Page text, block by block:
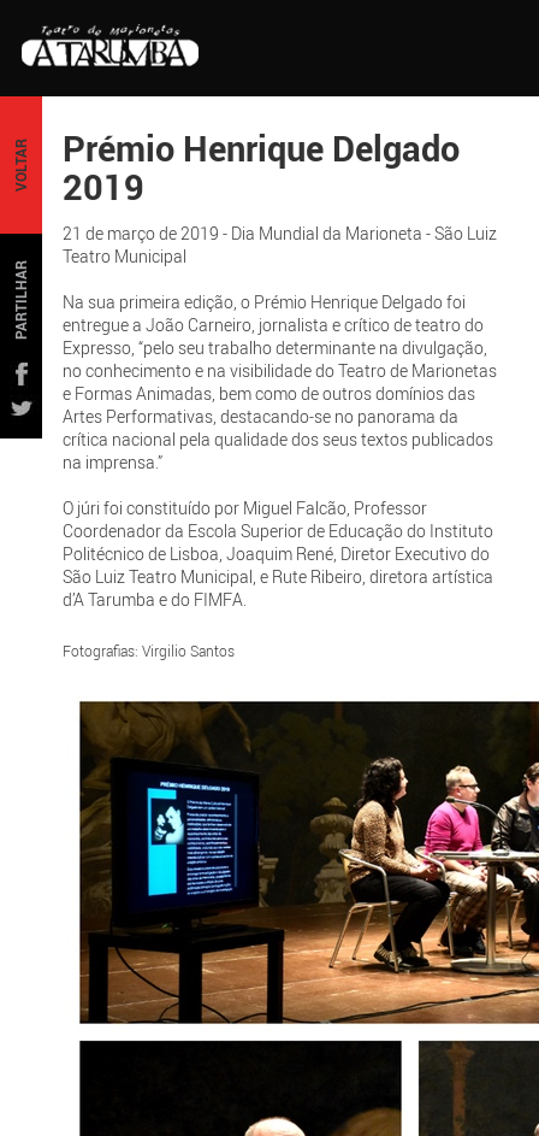
VOLTAR
PARTILHAR
Prémio Henrique Delgado
2019
21 de março de 2019 - Dia Mundial da Marioneta - São Luiz
Teatro Municipal
Na sua primeira edição, o Prémio Henrique Delgado foi
entregue a João Carneiro, jornalista e crítico de teatro do
Expresso, “pelo seu trabalho determinante na divulgação,
no conhecimento e na visibilidade do Teatro de Marionetas
e Formas Animadas, bem como de outros domínios das
Artes Performativas, destacando-se no panorama da
crítica nacional pela qualidade dos seus textos publicados
na imprensa.”
O júri foi constituído por Miguel Falcão, Professor
Coordenador da Escola Superior de Educação do Instituto
Politécnico de Lisboa, Joaquim René, Diretor Executivo do
São Luiz Teatro Municipal, e Rute Ribeiro, diretora artística
d’A Tarumba e do FIMFA.
Fotografias: Virgilio Santos